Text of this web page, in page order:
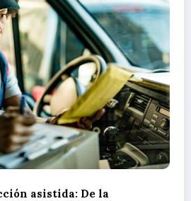
asistida: De la